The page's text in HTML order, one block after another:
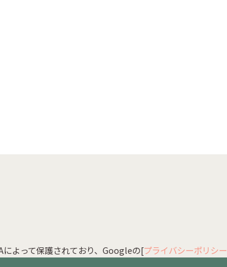
によって保護されており、Googleの[プライバシーポリシー